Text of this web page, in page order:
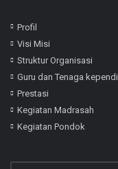
Profil
Visi Misi
Struktur Organisasi
Guru dan Tenaga
Prestasi
Kegiatan Madrasah
Kegiatan Pondok